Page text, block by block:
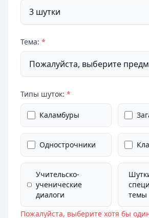
Тема: *
Типы шуток: *
Каламбуры
Однострочники
Учительско-
ученические
диалоги
темы
Пожалуйста, выберите хотя бы